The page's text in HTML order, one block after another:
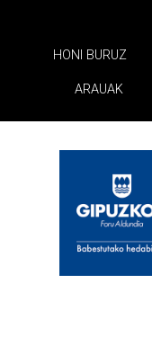
HONI BURUZ
ARAUAK